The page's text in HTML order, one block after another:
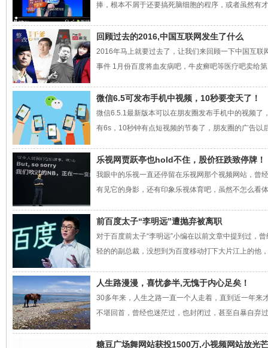
捧，根本不屑于还要搞死脑细胞的程序，或者虽然有
回顾过去的2016,中国互联网发生了什么
2016年马上就要过去了，让我们来回顾一下中国互
事件 1月份百度将血友病吧，牛皮癣吧等医疗吧卖给
微信6.5可发布手机中视频，10秒要变天了！
微信6.5.1最新版本可以在朋友圈发布手机中的视频
有6s，10秒钟有点短视频的节奏了，朋友圈的广告以
乐视网贾跃亭也hold不住，股价狂跌致停牌！
我眼中的乐视一直还停留在乐视网那个视频网站，曾
有见它的身影，还有印象乐视体育吧，虽然不怎么看
前百度太子“李明远”遭抛弃被离职
对于百度前太子“李明远”小编在以前文章中提到过，
轻的的副总裁，没想到为百度移动打下大片江上的他
人生路漫漫，喜忧参半,无愧于内心足矣！
30多年来，人生之路一直一个人走着，直到近一年来
不堪回首，曾经也迷茫过，也封闭过，甚至自暴自弃
糖豆广场舞网站获投1500万,小视频网站放光